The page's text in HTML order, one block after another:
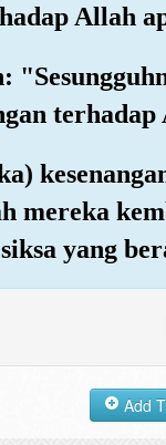
Allah
mereka
yang